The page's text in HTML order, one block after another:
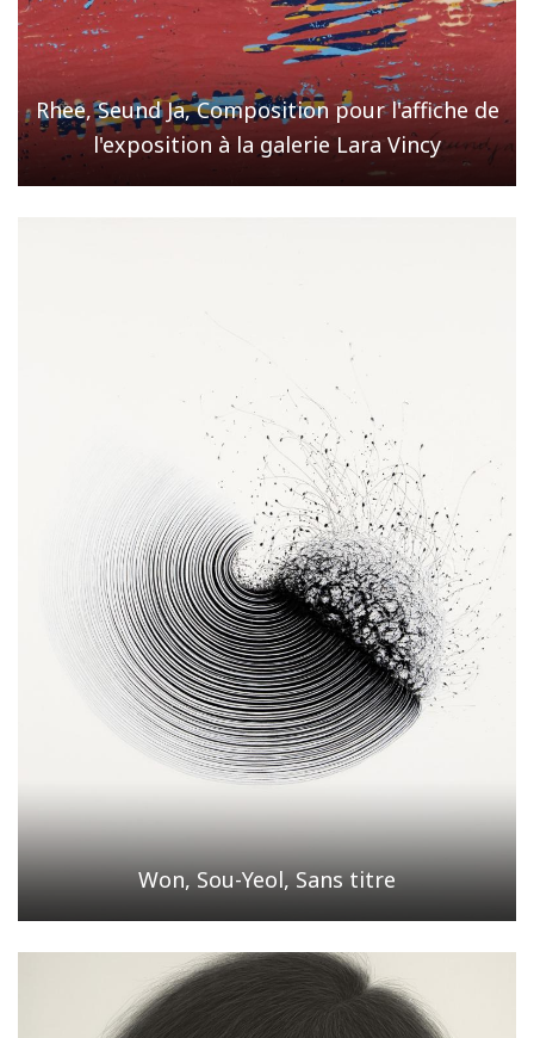
Rhee, Seund Ja, Composition pour l'affiche de
l'exposition à la galerie Lara Vincy
Won, Sou-Yeol, Sans titre